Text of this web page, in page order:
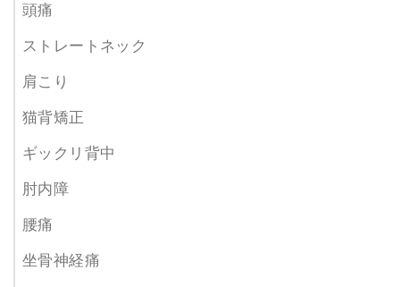
頭痛
ストレートネック
肩こり
猫背矯正
ギックリ背中
肘内障
腰痛
坐骨神経痛